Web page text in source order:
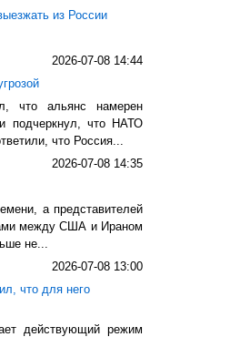
из России
2026-07-08 14:44
что альянс намерен
подчеркнул, что НАТО
что Россия...
2026-07-08 14:35
а представителей
между США и Ираном
не...
2026-07-08 13:00
что для него
действующий режим